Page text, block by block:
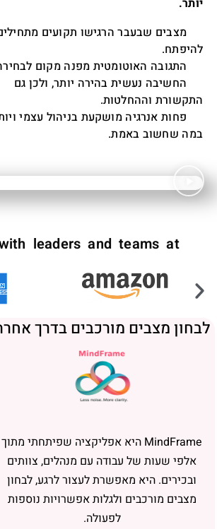
יותר.
מצבים שבעבר הרגישו תקועים מתחילים
להיפתח.
התגובה האוטומטית מפנה מקום לבחירה.
החשיבה נעשית בהירה יותר, ולכן גם
התקשורת וההחלטות.
פחות אנרגיה מושקעת בניהול עצמי ויותר
במה שחשוב באמת.
with leaders and teams at
מצבים מורכבים בדרך אחרת
MindFrame היא אפליקציה שפיתחתי מתוך
אלפי שעות של עבודה עם מנהלים, צוותים
ובכירים. היא מאפשרת לעצור לרגע, לבחון
מצבים מורכבים ולגלות אפשרויות נוספות
לפעולה.